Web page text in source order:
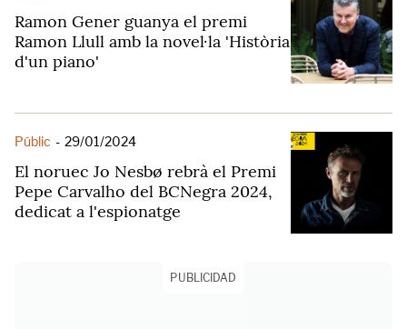
Ramon Gener guanya el premi
Ramon Llull amb la novel·la 'Història
d'un piano'
Públic - 29/01/2024
El noruec Jo Nesbø rebrà el Premi
Pepe Carvalho del BCNegra 2024,
dedicat a l'espionatge
PUBLICIDAD